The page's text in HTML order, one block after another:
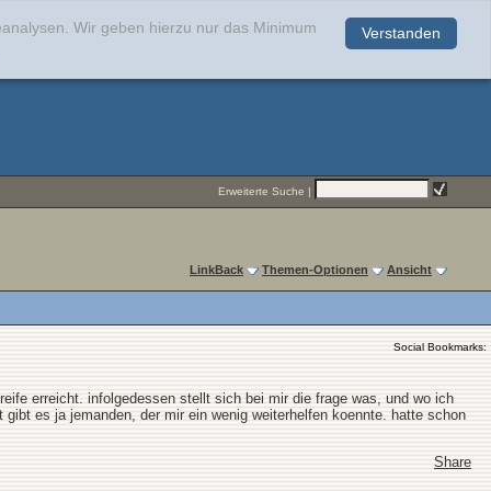
Verstanden
Wir geben hierzu nur das Minimum
Erweiterte Suche |
LinkBack Themen-Optionen Ansicht
Social Bookmarks:
erreicht. infolgedessen stellt sich bei mir die frage was, und wo ich
es ja jemanden, der mir ein wenig weiterhelfen koennte. hatte schon
Share